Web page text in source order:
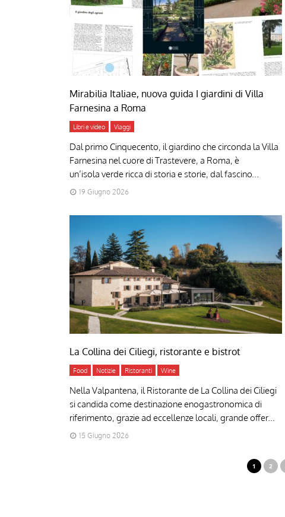
Mirabilia Italiae, nuova guida I giardini di Villa
Farnesina a Roma
Libri e video Viaggi
Dal primo Cinquecento, il giardino che circonda la Villa
Farnesina nel cuore di Trastevere, a Roma, è
un’isola verde ricca di storia e storie, dal fascino...
19 Giugno 2026
La Collina dei Ciliegi, ristorante e bistrot
Food Notizie Ristoranti Wine
Nella Valpantena, il Ristorante de La Collina dei Ciliegi
si candida come destinazione enogastronomica di
riferimento, grazie ad eccellenze locali, grande offer...
15 Giugno 2026
1 2